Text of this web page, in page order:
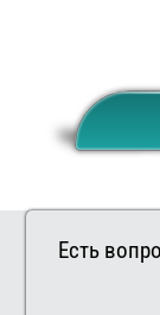
Есть